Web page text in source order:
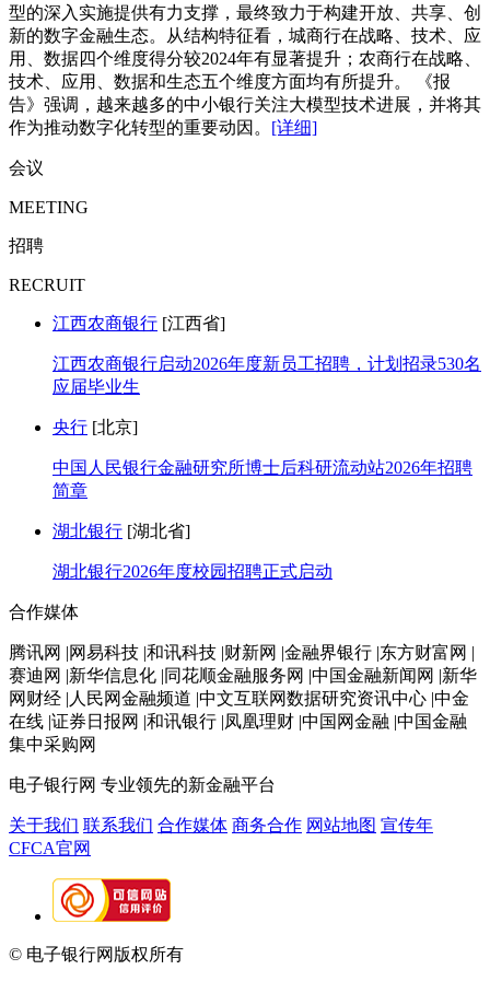
型的深入实施提供有力支撑，最终致力于构建开放、共享、创
新的数字金融生态。从结构特征看，城商行在战略、技术、应
用、数据四个维度得分较2024年有显著提升；农商行在战略、
技术、应用、数据和生态五个维度方面均有所提升。 《报
告》强调，越来越多的中小银行关注大模型技术进展，并将其
作为推动数字化转型的重要动因。 [详细]
会议
MEETING
招聘
RECRUIT
江西农商银行 [江西省]
江西农商银行启动2026年度新员工招聘，计划招录530名
应届毕业生
央行 [北京]
中国人民银行金融研究所博士后科研流动站2026年招聘
简章
湖北银行 [湖北省]
湖北银行2026年度校园招聘正式启动
合作媒体
腾讯网 |网易科技 |和讯科技 |财新网 |金融界银行 |东方财富网 |
赛迪网 |新华信息化 |同花顺金融服务网 |中国金融新闻网 |新华
网财经 |人民网金融频道 |中文互联网数据研究资讯中心 |中金
在线 |证券日报网 |和讯银行 |凤凰理财 |中国网金融 |中国金融
集中采购网
电子银行网 专业领先的新金融平台
关于我们 联系我们 合作媒体 商务合作 网站地图 宣传年
CFCA官网
© 电子银行网版权所有